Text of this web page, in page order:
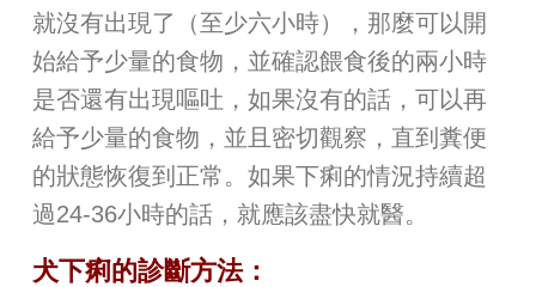
就沒有出現了（至少六小時），那麼可以開
始給予少量的食物，並確認餵食後的兩小時
是否還有出現嘔吐，如果沒有的話，可以再
給予少量的食物，並且密切觀察，直到糞便
的狀態恢復到正常。如果下痢的情況持續超
過24-36小時的話，就應該盡快就醫。
犬下痢的診斷方法：